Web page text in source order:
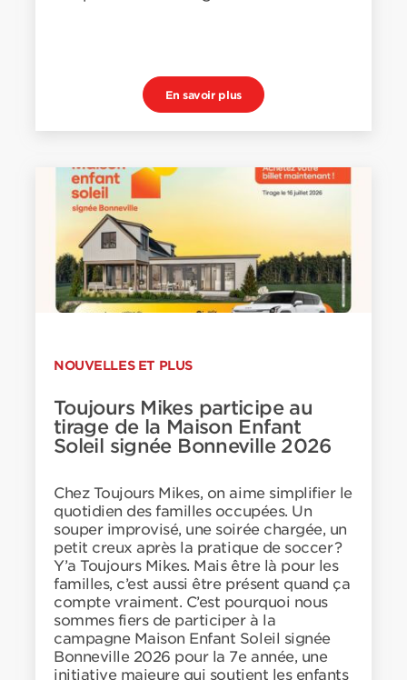
En savoir plus
NOUVELLES ET PLUS
Toujours Mikes participe au
tirage de la Maison Enfant
Soleil signée Bonneville 2026
Chez Toujours Mikes, on aime simplifier le
quotidien des familles occupées. Un
souper improvisé, une soirée chargée, un
petit creux après la pratique de soccer ?
Y’a Toujours Mikes. Mais être là pour les
familles, c’est aussi être présent quand ça
compte vraiment. C’est pourquoi nous
sommes fiers de participer à la
campagne Maison Enfant Soleil signée
Bonneville 2026 pour la 7e année, une
initiative majeure qui soutient les enfants